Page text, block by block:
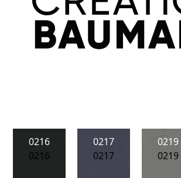
0216
0216
0217
0217
0219
0219